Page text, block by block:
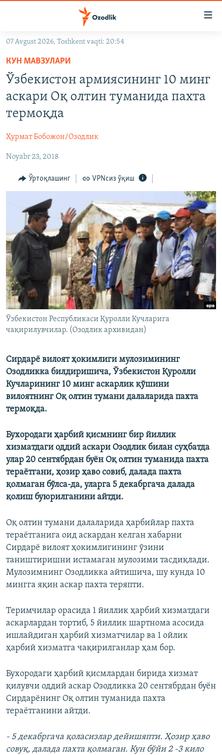
Асосий
навигацияга
ўтинг
Қидиришга
ўтинг
OZODVIDEO
На русском
ИЖТИМОИЙ ТАРМОҚЛАР
Озодлик бошқа тилларда
07 Avgust 2026, Toshkent vaqti: 20:54
КУН МАВЗУЛАРИ
Ўзбекистон армиясининг 10 минг
аскари Оқ олтин туманида пахта
термоқда
Ҳурмат Бобожон/Озодлик
Noyabr 23, 2018
Ўртоқлашинг VPNсиз ўқиш
Ўзбекистон Республикаси Қуролли Кучларига
чақирилувчилар. (Озодлик архивидан)
Сирдарё вилоят ҳокимлиги мулозимининг
Озодликка билдиришича, Ўзбекистон Қуролли
Кучларининг 10 минг аскарлик қўшини
вилоятнинг Оқ олтин тумани далаларида пахта
термоқда.
Бухородаги ҳарбий қисмнинг бир йиллик
хизматдаги оддий аскари Озодлик билан суҳбатда
улар 20 сентябрдан буён Оқ олтин туманида пахта
тераётгани, ҳозир ҳаво совиб, далада пахта
қолмаган бўлса-да, уларга 5 декабргача далада
қолиш буюрилганини айтди.
Оқ олтин тумани далаларида ҳарбийлар пахта
тераётганига оид аскардан келган хабарни
Сирдарё вилоят ҳокимлигининг ўзини
таништиришни истамаган мулозими тасдиқлади.
Мулозимнинг Озодликка айтишича, шу кунда 10
мингга яқин аскар пахта теряпти.
Теримчилар орасида 1 йиллик ҳарбий хизматдаги
аскарлардан тортиб, 5 йиллик шартнома асосида
ишлайдиган ҳарбий хизматчилар ва 1 ойлик
ҳарбий хизматга чақирилганлар ҳам бор.
Бухородаги ҳарбий қисмлардан бирида хизмат
қилувчи оддий аскар Озодликка 20 сентябрдан буён
Сирдарёнинг Оқ олтин туманида пахта
тераётганини айтди.
- 5 декабргача қоласизлар дейишяпти. Ҳозир ҳаво
совуқ, далада пахта қолмаган. Кун бўйи 2 -3 кило